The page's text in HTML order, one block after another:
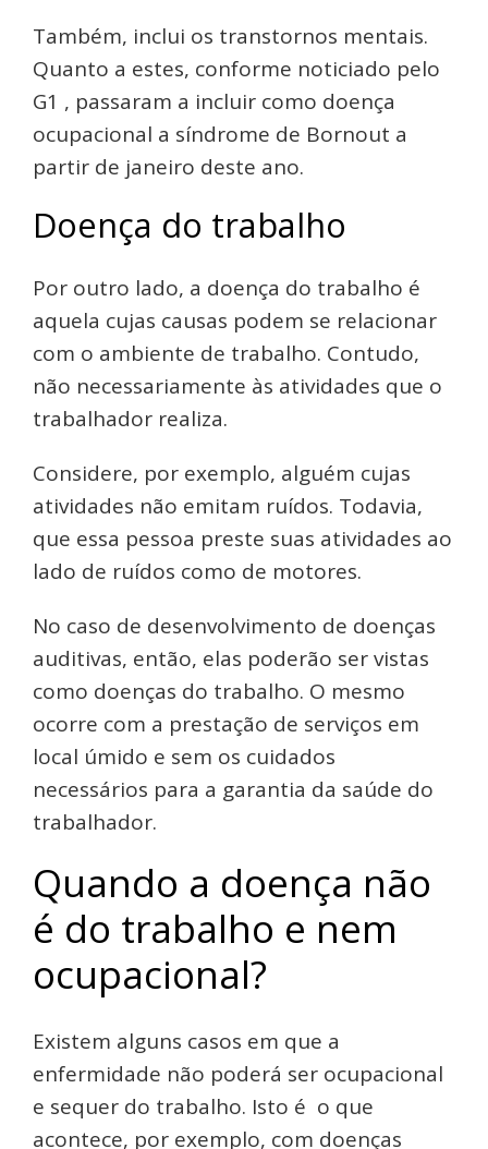
Também, inclui os transtornos mentais.
Quanto a estes, conforme noticiado pelo
G1 , passaram a incluir como doença
ocupacional a síndrome de Bornout a
partir de janeiro deste ano.
Doença do trabalho
Por outro lado, a doença do trabalho é
aquela cujas causas podem se relacionar
com o ambiente de trabalho. Contudo,
não necessariamente às atividades que o
trabalhador realiza.
Considere, por exemplo, alguém cujas
atividades não emitam ruídos. Todavia,
que essa pessoa preste suas atividades ao
lado de ruídos como de motores.
No caso de desenvolvimento de doenças
auditivas, então, elas poderão ser vistas
como doenças do trabalho. O mesmo
ocorre com a prestação de serviços em
local úmido e sem os cuidados
necessários para a garantia da saúde do
trabalhador.
Quando a doença não
é do trabalho e nem
ocupacional?
Existem alguns casos em que a
enfermidade não poderá ser ocupacional
e sequer do trabalho. Isto é o que
acontece, por exemplo, com doenças